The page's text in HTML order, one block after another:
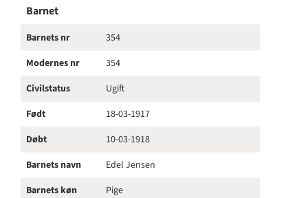
Barnet
Barnets nr
354
Modernes nr
354
Civilstatus
Ugift
Født
18-03-1917
Døbt
10-03-1918
Barnets navn
Edel Jensen
Barnets køn
Pige